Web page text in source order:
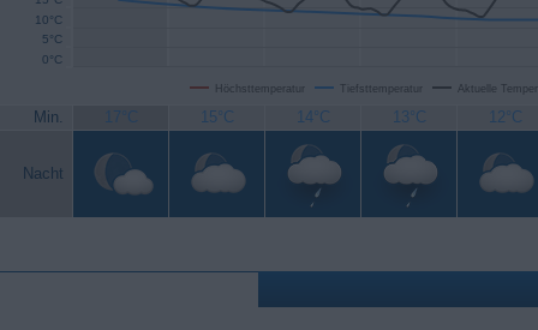
Höchsttemperatur Tiefsttemperatur Aktuelle
0°C
5°C
10°C
Min. 17°C 15°C 14°C 13°C 12°C
Nacht